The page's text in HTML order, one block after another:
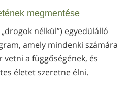
megmentése
nélkül”) egyedülálló
amely mindenki számára
vetni a függőségének, és
életet szeretne élni.